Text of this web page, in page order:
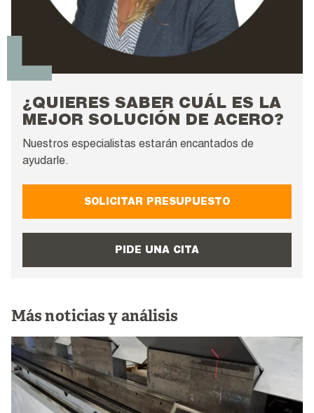
¿QUIERES SABER CUÁL ES LA
MEJOR SOLUCIÓN DE ACERO?
Nuestros especialistas estarán encantados de
ayudarle.
SOLICITAR PRESUPUESTO
PIDE UNA CITA
Más noticias y análisis